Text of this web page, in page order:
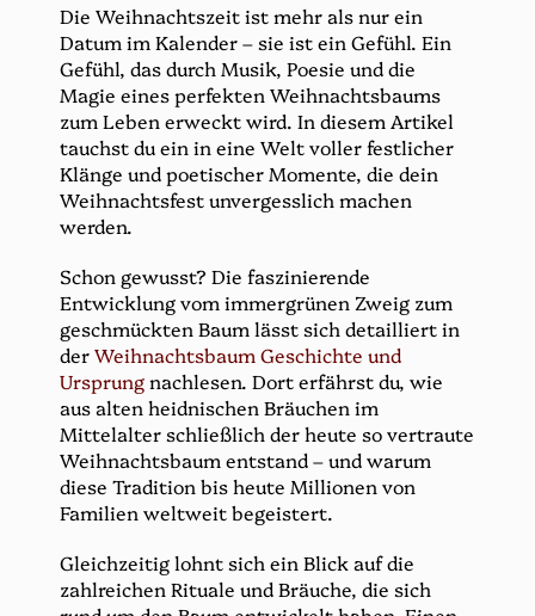
Die Weihnachtszeit ist mehr als nur ein
Datum im Kalender – sie ist ein Gefühl. Ein
Gefühl, das durch Musik, Poesie und die
Magie eines perfekten Weihnachtsbaums
zum Leben erweckt wird. In diesem Artikel
tauchst du ein in eine Welt voller festlicher
Klänge und poetischer Momente, die dein
Weihnachtsfest unvergesslich machen
werden.
Schon gewusst? Die faszinierende
Entwicklung vom immergrünen Zweig zum
geschmückten Baum lässt sich detailliert in
derWeihnachtsbaum Geschichte und
Ursprungnachlesen. Dort erfährst du, wie
aus alten heidnischen Bräuchen im
Mittelalter schließlich der heute so vertraute
Weihnachtsbaum entstand – und warum
diese Tradition bis heute Millionen von
Familien weltweit begeistert.
Gleichzeitig lohnt sich ein Blick auf die
zahlreichen Rituale und Bräuche, die sich